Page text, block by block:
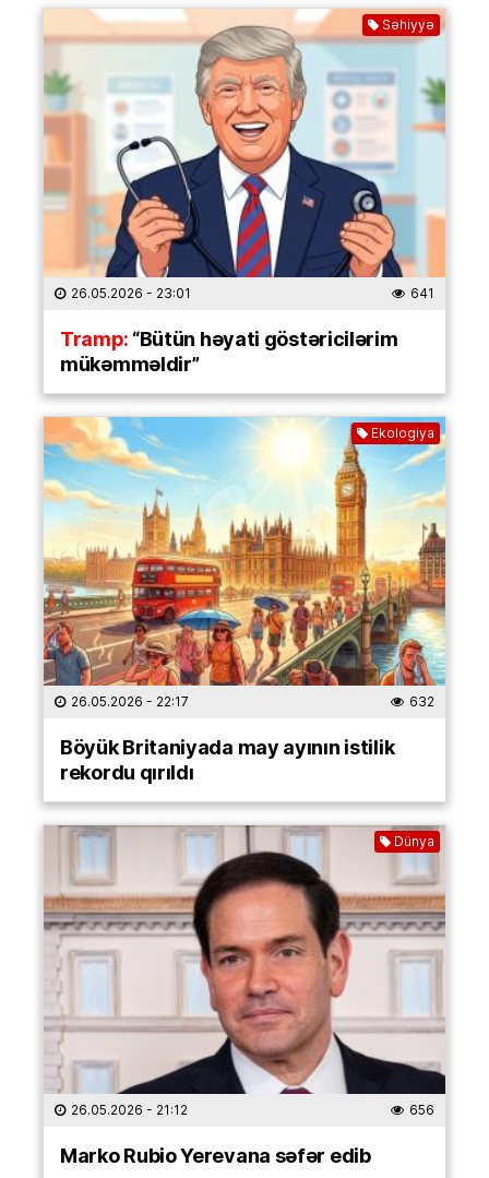
Səhiyyə
26.05.2026 - 23:01 641
Tramp:“Bütün həyati göstəricilərim
mükəmməldir”
Ekologiya
26.05.2026 - 22:17 632
Böyük Britaniyada may ayının istilik
rekordu qırıldı
Dünya
26.05.2026 - 21:12 656
Marko Rubio Yerevana səfər edib